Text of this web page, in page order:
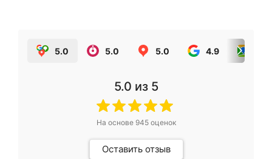
5.0 5.0 5.0 4.9
5.0 из 5
На основе 945оценок
Оставить отзыв